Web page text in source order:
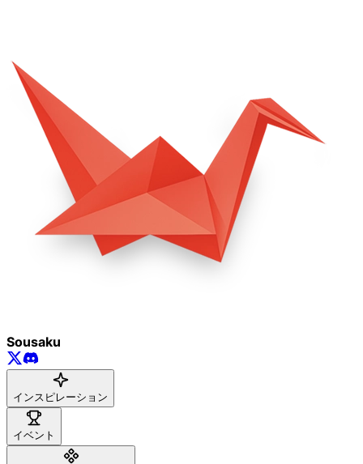
Sousaku
インスピレーション
イベント